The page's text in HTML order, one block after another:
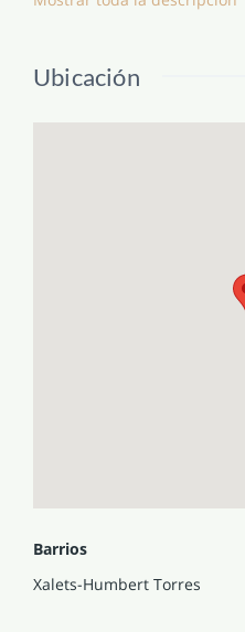
Ubicación
Barrios
Xalets-Humbert Torres